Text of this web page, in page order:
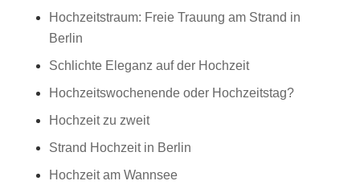
Hochzeitstraum: Freie Trauung am Strand in
Berlin
Schlichte Eleganz auf der Hochzeit
Hochzeitswochenende oder Hochzeitstag?
Hochzeit zu zweit
Strand Hochzeit in Berlin
Hochzeit am Wannsee